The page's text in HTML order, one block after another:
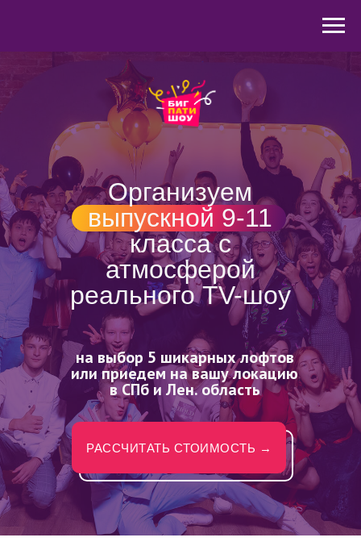
на выбор 5 шикарных лофтов
или приедем на вашу локацию
в СПб и Лен. область
РАССЧИТАТЬ СТОИМОСТЬ →
Организуем
выпускной 9-11
класса с
атмосферой
реального TV-шоу